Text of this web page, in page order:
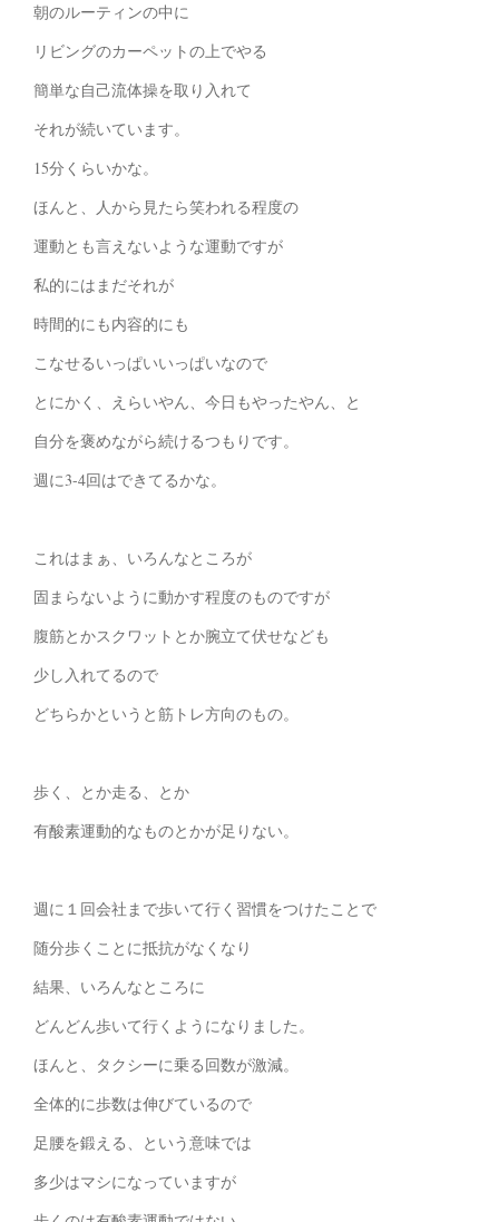
朝のルーティンの中に
リビングのカーペットの上でやる
簡単な自己流体操を取り入れて
それが続いています。
15分くらいかな。
ほんと、人から見たら笑われる程度の
運動とも言えないような運動ですが
私的にはまだそれが
時間的にも内容的にも
こなせるいっぱいいっぱいなので
とにかく、えらいやん、今日もやったやん、と
自分を褒めながら続けるつもりです。
週に3-4回はできてるかな。
これはまぁ、いろんなところが
固まらないように動かす程度のものですが
腹筋とかスクワットとか腕立て伏せなども
少し入れてるので
どちらかというと筋トレ方向のもの。
歩く、とか走る、とか
有酸素運動的なものとかが足りない。
週に１回会社まで歩いて行く習慣をつけたことで
随分歩くことに抵抗がなくなり
結果、いろんなところに
どんどん歩いて行くようになりました。
ほんと、タクシーに乗る回数が激減。
全体的に歩数は伸びているので
足腰を鍛える、という意味では
多少はマシになっていますが